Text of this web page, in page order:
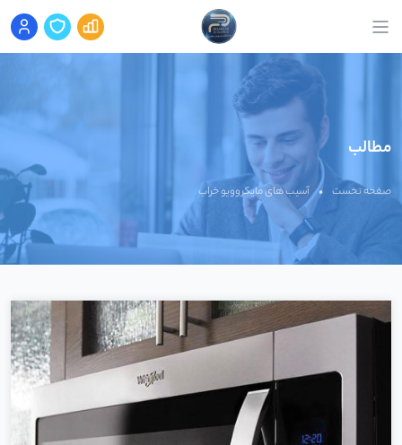
مطالب
صفحه نخست • آسیب های مایکروویو خراب